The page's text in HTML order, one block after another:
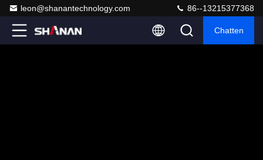
leon@shanantechnology.com 86--13215377368
Chatten